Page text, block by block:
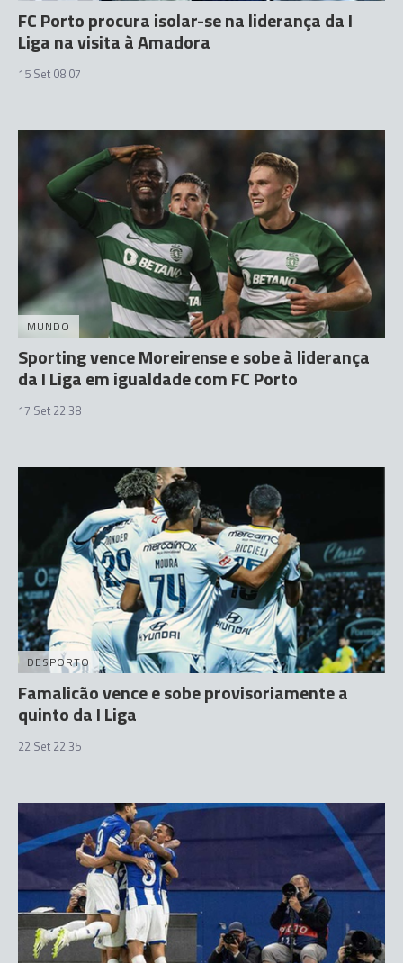
FC Porto procura isolar-se na liderança da I
Liga na visita à Amadora
15 Set 08:07
MUNDO
Sporting vence Moreirense e sobe à liderança
da I Liga em igualdade com FC Porto
17 Set 22:38
DESPORTO
Famalicão vence e sobe provisoriamente a
quinto da I Liga
22 Set 22:35